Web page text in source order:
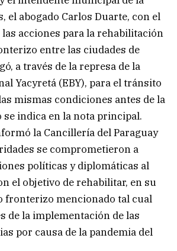
el abogado Carlos Duarte, con el
acciones para la rehabilitación
entre las ciudades de
a través de la represa de la
Yacyretá (EBY), para el tránsito
mismas condiciones antes de la
se indica en la nota principal.
la Cancillería del Paraguay
se comprometieron a
políticas y diplomáticas al
el objetivo de rehabilitar, en su
fronterizo mencionado tal cual
de la implementación de las
por causa de la pandemia del